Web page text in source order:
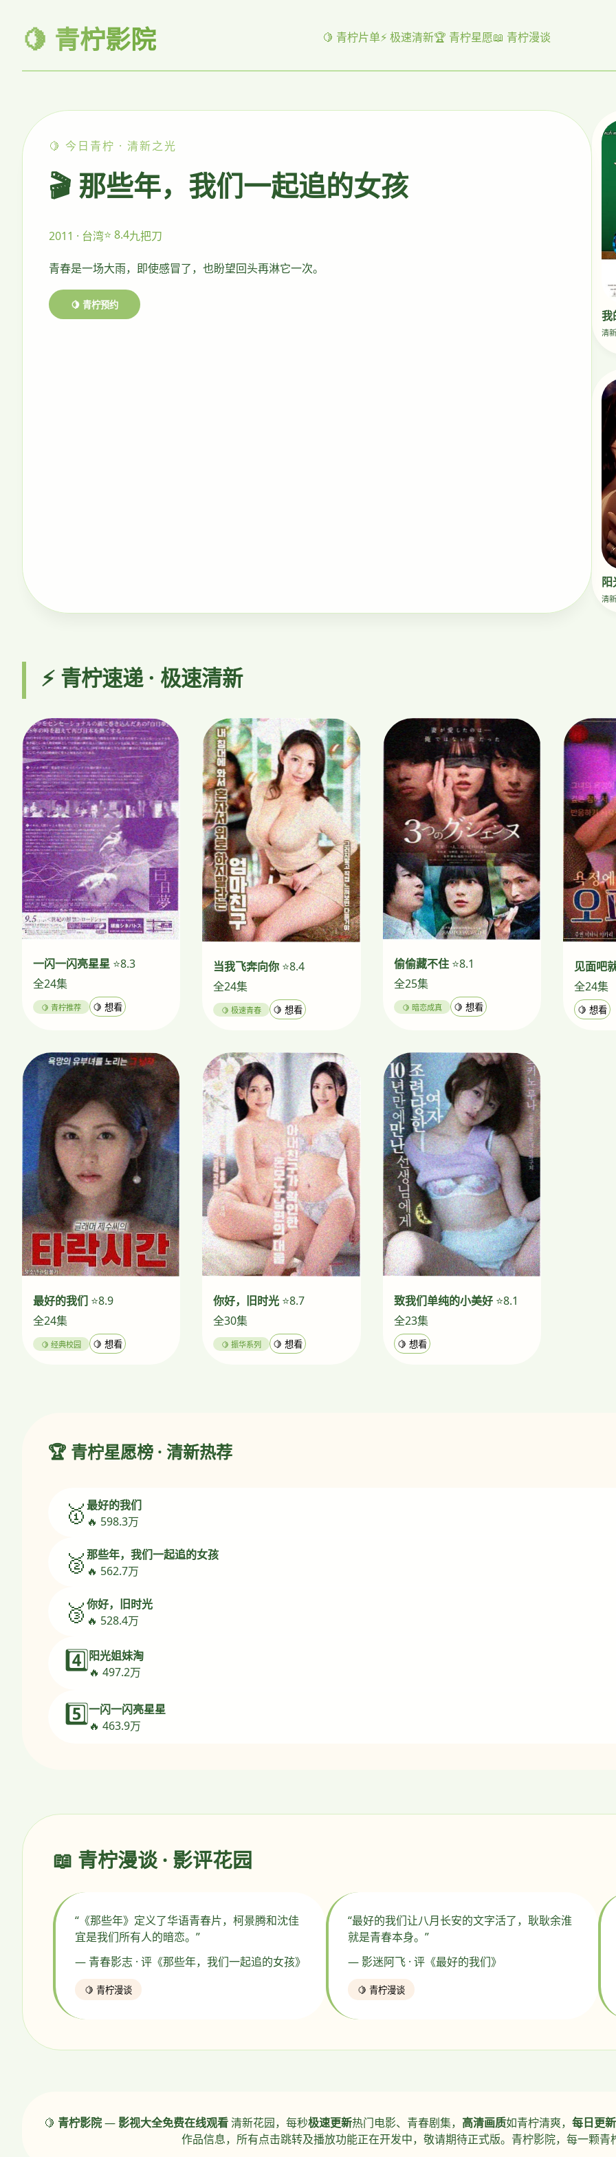
🍋 青柠影院 🍋 青柠片单⚡ 极速清新🏆 青柠星愿📖 青柠漫谈
🍋 今日青柠 · 清新之光
🎬 那些年，我们一起追的女孩
2011 · 台湾⭐ 8.4九把刀
青春是一场大雨，即使感冒了，也盼望回头再淋它一次。
🍋 青柠预约
我
清
阳
清
⚡ 青柠速递 · 极速清新
一闪一闪亮星星 ⭐8.3
全24集
🍋 青柠推荐 🍋 想看
当我飞奔向你 ⭐8.4
全24集
🍋 极速青春 🍋 想看
偷偷藏不住⭐8.1
全25集
🍋 暗恋成真 🍋 想看
见面吧
全24集
🍋 想看
最好的我们 ⭐8.9
全24集
🍋 经典校园 🍋 想看
你好，旧时光 ⭐8.7
全30集
🍋 振华系列 🍋 想看
致我们单纯的小美好⭐8.1
全23集
🍋 想看
🏆 青柠星愿榜 · 清新热荐
🥇最好的我们
🔥 598.3万
🥈那些年，我们一起追的女孩
🔥 562.7万
🥉你好，旧时光
🔥 528.4万
4️⃣阳光姐妹淘
🔥 497.2万
5️⃣一闪一闪亮星星
🔥 463.9万
📖 青柠漫谈 · 影评花园
“《那些年》定义了华语青春片，柯景腾和沈佳
宜是我们所有人的暗恋。”
— 青春影志 · 评《那些年，我们一起追的女孩》
🍋 青柠漫谈
“最好的我们让八月长安的文字活了，耿耿余淮
就是青春本身。”
— 影迷阿飞 · 评《最好的我们》
🍋 青柠漫谈
🍋 青柠影院— 影视大全免费在线观看清新花园，每秒极速更新热门电影、青春剧集， 高清画质如青柠清爽， 每日更新
作品信息，所有点击跳转及播放功能正在开发中，敬请期待正式版。青柠影院，每一颗